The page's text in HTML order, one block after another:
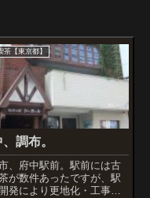
【東京都】
調布。
、府中駅前。駅前には古
が数件あったですが、駅
発により更地化・工事中